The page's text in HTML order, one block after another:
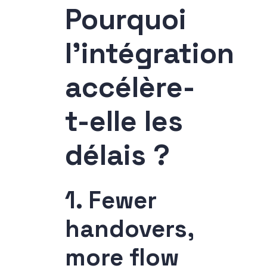
Pourquoi
l’intégration
accélère-
t-elle les
délais ?
1. Fewer
handovers,
more flow